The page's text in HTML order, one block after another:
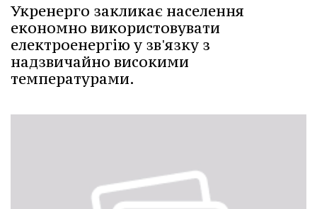
Укренерго закликає населення
економно використовувати
електроенергію у зв'язку з
надзвичайно високими
температурами.